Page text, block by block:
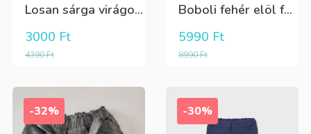
Losan sárga virágos 3/4-es leggings
4390Ft
3000 Ft
Boboli fehér elöl fekete tüll+gyöngyös csini póló
8990Ft
5990 Ft
-32% -30%